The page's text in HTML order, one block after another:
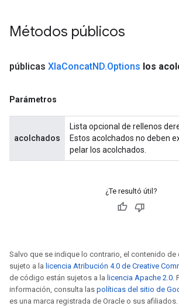
Métodos públicos
públicas XlaConcatND.Options los
Parámetros
acolchados
Lista opcional de rellenos
Estos acolchados no deben
pelar los acolchados.
¿Te resultó útil?
Salvo que se indique lo contrario, el contenido de
sujeto a la licencia Atribución 4.0 de Creative
de código están sujetos a la licencia Apache 2.0
información, consulta las políticas del sitio de
es una marca registrada de Oracle o sus afiliados.